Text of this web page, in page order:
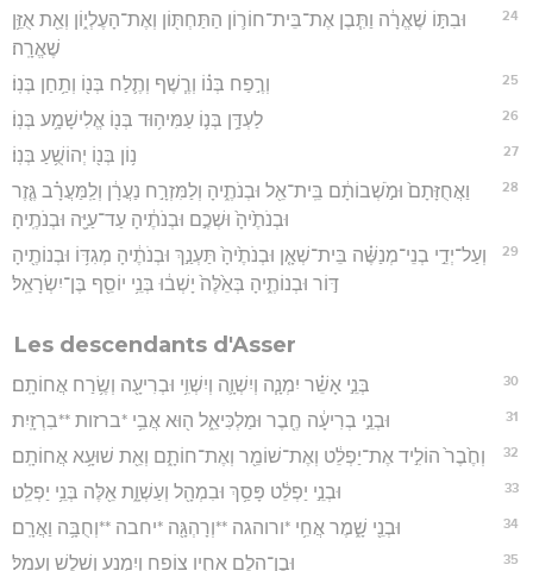
24
וּבִתּ֣וֹ שֶׁאֱרָ֔ה וַתִּ֧בֶן אֶת־בֵּית־חוֹר֛וֹן הַתַּחְתּ֖וֹן וְאֶת־הָעֶלְי֑וֹן וְאֵ֖ת אֻזֵּ֥ן
שֶׁאֱרָֽה׃
25 וְרֶ֣פַח בְּנ֗וֹ וְרֶ֧שֶׁף וְתֶ֛לַח בְּנ֖וֹ וְתַ֥חַן בְּנֽוֹ׃
26 לַעְדָּ֥ן בְּנ֛וֹ עַמִּיה֥וּד בְּנ֖וֹ אֱלִישָׁמָ֥ע בְּנֽוֹ׃
27 נ֥וֹן בְּנ֖וֹ יְהוֹשֻׁ֥עַ בְּנֽוֹ׃
28
וַאֲחֻזָּתָם֙ וּמֹ֣שְׁבוֹתָ֔ם בֵּֽית־אֵ֖ל וּבְנֹתֶ֑יהָ וְלַמִּזְרָ֣ח נַעֲרָ֔ן וְלַֽמַּעֲרָ֗ב גֶּ֤זֶר
וּבְנֹתֶ֙יהָ֙ וּשְׁכֶ֣ם וּבְנֹתֶ֔יהָ עַד־עַיָּ֖ה וּבְנֹתֶֽיהָ׃
29
וְעַל־יְדֵ֣י בְנֵי־מְנַשֶּׁ֗ה בֵּית־שְׁאָ֤ן וּבְנֹתֶ֙יהָ֙ תַּעְנַ֣ךְ וּבְנֹתֶ֔יהָ מְגִדּ֥וֹ וּבְנוֹתֶ֖יהָ
דּ֣וֹר וּבְנוֹתֶ֑יהָ בְּאֵ֙לֶּה֙ יָשְׁב֔וּ בְּנֵ֥י יוֹסֵ֖ף בֶּן־יִשְׂרָאֵֽל׃
Les descendants d'Asser
30 בְּנֵ֣י אָשֵׁ֗ר יִמְנָ֧ה וְיִשְׁוָ֛ה וְיִשְׁוִ֥י וּבְרִיעָ֖ה וְשֶׂ֥רַח אֲחוֹתָֽם׃
31 וּבְנֵ֣י בְרִיעָ֔ה חֶ֖בֶר וּמַלְכִּיאֵ֑ל ה֖וּא אֲבִ֥י *ברזות **בִרְזָֽיִת׃
32 וְחֶ֙בֶר֙ הוֹלִ֣יד אֶת־יַפְלֵ֔ט וְאֶת־שׁוֹמֵ֖ר וְאֶת־חוֹתָ֑ם וְאֵ֖ת שׁוּעָ֥א אֲחוֹתָֽם׃
33 וּבְנֵ֣י יַפְלֵ֔ט פָּסַ֥ךְ וּבִמְהָ֖ל וְעַשְׁוָ֑ת אֵ֖לֶּה בְּנֵ֥י יַפְלֵֽט׃
34 וּבְנֵ֖י שָׁ֑מֶר אֲחִ֥י *ורוהגה **וְרָהְגָּ֖ה *יחבה **וְחֻבָּ֥ה וַאֲרָֽם׃
35 וּבֶן־הֵ֖לֶם אָחִ֑יו צוֹפַ֥ח וְיִמְנָ֖ע וְשֵׁ֥לֶשׁ וְעָמָֽל׃